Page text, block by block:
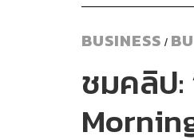
BUSINESS /
ชมคลิป: